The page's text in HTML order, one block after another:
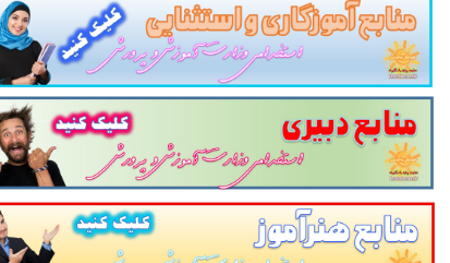
در27تست با پاسخ در8صفحه شامل تست
و فرزندان جانبازان سال 1403.
سوالات چهارجوابی
نظم بخشیده و منسجم می سازد. این مجموعه
مرور
برای جلسه آزمون به همراه دارد. مطالعه این منبع
شهدا و فرزندان جانبازان سال 1403 پیشنهاد می شود.